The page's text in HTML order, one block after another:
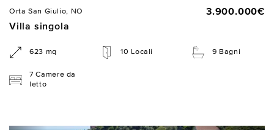
Orta San Giulio, NO
3.900.000€
Villa singola
623 mq 10 Locali 9 Bagni
7 Camere da
letto